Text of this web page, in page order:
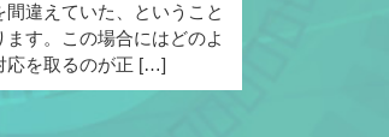
間違えていた、ということ
ます。この場合にはどのよ
応を取るのが正 […]